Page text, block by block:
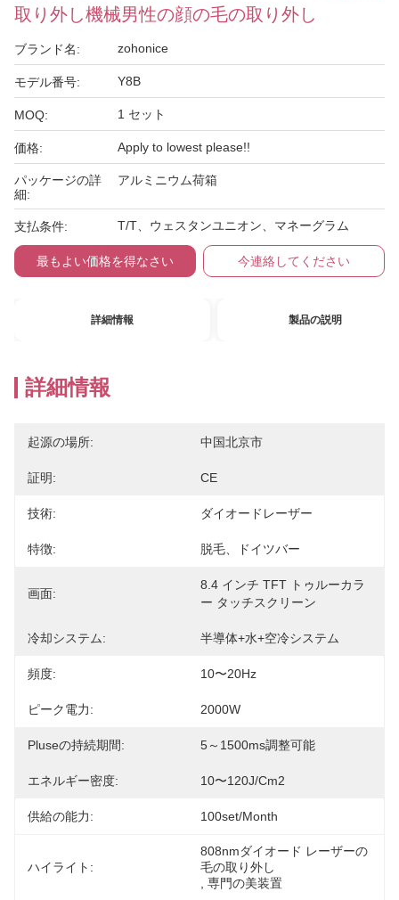
取り外し機械男性の顔の毛の取り外し
ブランド名: zohonice
モデル番号: Y8B
MOQ: 1 セット
価格: Apply to lowest please!!
パッケージの詳
細:
アルミニウム荷箱
支払条件: T/T、ウェスタンユニオン、マネーグラム
最もよい価格を得なさい 今連絡してください
詳細情報 製品の説明
詳細情報
起源の場所: 中国北京市
証明: CE
技術: ダイオードレーザー
特徴: 脱毛、ドイツバー
画面:
8.4 インチ TFT トゥルーカラ
ー タッチスクリーン
冷却システム: 半導体+水+空冷システム
頻度: 10〜20Hz
ピーク電力: 2000W
Pluseの持続期間: 5～1500ms調整可能
エネルギー密度: 10〜120J/cm2
供給の能力: 100set/month
ハイライト:
808nmダイオード レーザーの
毛の取り外し
専門の美装置